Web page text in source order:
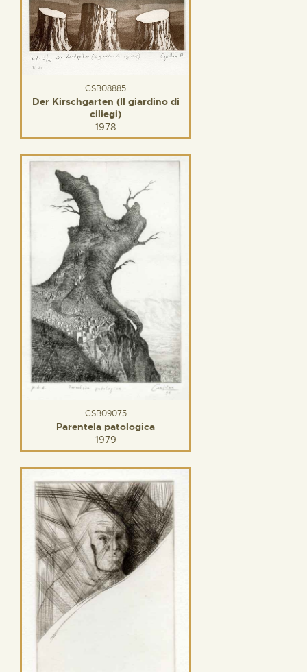
GSB08885
Der Kirschgarten (Il giardino di
ciliegi)
1978
GSB09075
Parentela patologica
1979